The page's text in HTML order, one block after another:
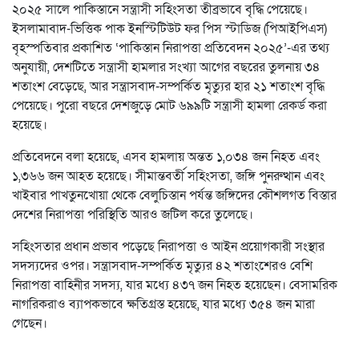
২০২৫ সালে পাকিস্তানে সন্ত্রাসী সহিংসতা তীব্রভাবে বৃদ্ধি পেয়েছে।
ইসলামাবাদ-ভিত্তিক পাক ইনস্টিটিউট ফর পিস স্টাডিজ (পিআইপিএস)
বৃহস্পতিবার প্রকাশিত ‘পাকিস্তান নিরাপত্তা প্রতিবেদন ২০২৫’-এর তথ্য
অনুযায়ী, দেশটিতে সন্ত্রাসী হামলার সংখ্যা আগের বছরের তুলনায় ৩৪
শতাংশ বেড়েছে, আর সন্ত্রাসবাদ-সম্পর্কিত মৃত্যুর হার ২১ শতাংশ বৃদ্ধি
পেয়েছে। পুরো বছরে দেশজুড়ে মোট ৬৯৯টি সন্ত্রাসী হামলা রেকর্ড করা
হয়েছে।
প্রতিবেদনে বলা হয়েছে, এসব হামলায় অন্তত ১,০৩৪ জন নিহত এবং
১,৩৬৬ জন আহত হয়েছে। সীমান্তবর্তী সহিংসতা, জঙ্গি পুনরুত্থান এবং
খাইবার পাখতুনখোয়া থেকে বেলুচিস্তান পর্যন্ত জঙ্গিদের কৌশলগত বিস্তার
দেশের নিরাপত্তা পরিস্থিতি আরও জটিল করে তুলেছে।
সহিংসতার প্রধান প্রভাব পড়েছে নিরাপত্তা ও আইন প্রয়োগকারী সংস্থার
সদস্যদের ওপর। সন্ত্রাসবাদ-সম্পর্কিত মৃত্যুর ৪২ শতাংশেরও বেশি
নিরাপত্তা বাহিনীর সদস্য, যার মধ্যে ৪৩৭ জন নিহত হয়েছেন। বেসামরিক
নাগরিকরাও ব্যাপকভাবে ক্ষতিগ্রস্ত হয়েছে, যার মধ্যে ৩৫৪ জন মারা
গেছেন।